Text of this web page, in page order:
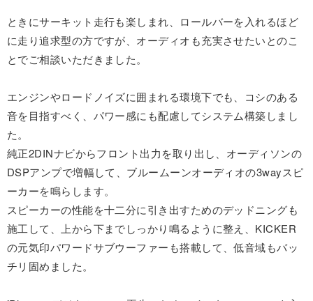
ときにサーキット走行も楽しまれ、ロールバーを入れるほど
に走り追求型の方ですが、オーディオも充実させたいとのこ
とでご相談いただきました。
エンジンやロードノイズに囲まれる環境下でも、コシのある
音を目指すべく、パワー感にも配慮してシステム構築しまし
た。
純正2DINナビからフロント出力を取り出し、オーディソンの
DSPアンプで増幅して、ブルームーンオーディオの3wayスピ
ーカーを鳴らします。
スピーカーの性能を十二分に引き出すためのデッドニングも
施工して、上から下までしっかり鳴るように整え、KICKER
の元気印パワードサブウーファーも搭載して、低音域もバッ
チリ固めました。